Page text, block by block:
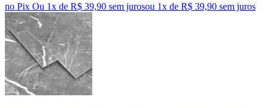
no Pix Ou 1x de R$ 39,90 sem jurosou 1x de R$ 39,90 sem juros